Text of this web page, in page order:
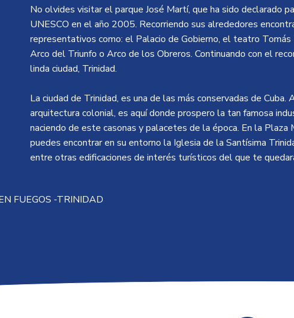
No olvides visitar el parque José Martí, que ha sido declarado
UNESCO en el año 2005. Recorriendo sus alrededores
representativos como: el Palacio de Gobierno, el teatro
Arco del Triunfo o Arco de los Obreros. Continuando con el
linda ciudad, Trinidad.
La ciudad de Trinidad, es una de las más conservadas de
arquitectura colonial, es aquí donde prospero la tan famosa
naciendo de este casonas y palacetes de la época. En la
puedes encontrar en su entorno la Iglesia de la Santísima
entre otras edificaciones de interés turísticos del que te